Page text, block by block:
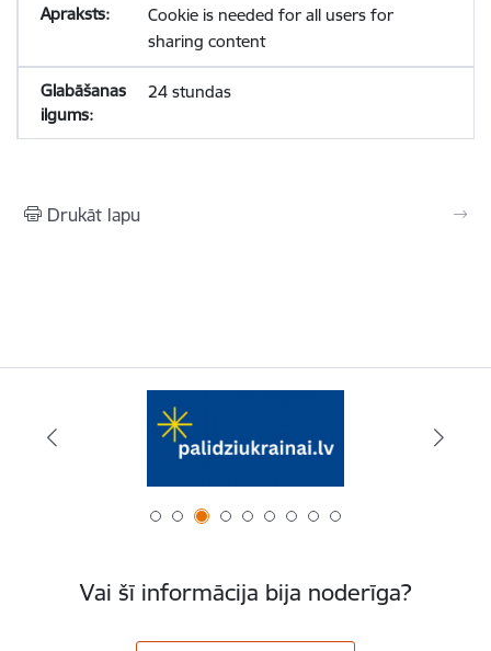
Cookie is needed for all users for
sharing content
24 stundas
Drukāt lapu
Vai šī informācija bija noderīga?